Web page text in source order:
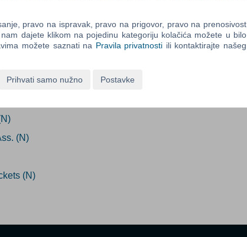
me
pck)N
(N)
(N)
Field
One
Newsletter
Field
Prijavi me
pravo na ispravak, pravo na prigovor, pravo na prenosivost
dajete klikom na pojedinu kategoriju kolačića možete u bilo
možete saznati na Pravila privatnosti ili kontaktirajte našeg
Prihvati samo nužno Postavke